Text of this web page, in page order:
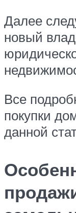
Далее
новый
Все
покупки
данной